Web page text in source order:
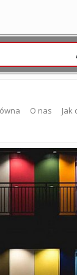
O nas Jak